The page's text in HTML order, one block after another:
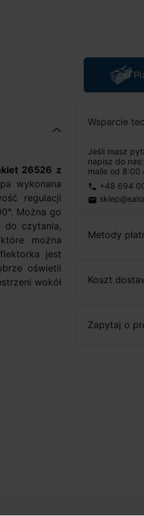
Wsparcie
Jeśli masz
napisz do
maile od 8:00
phone +48 694
email
Metody
Koszt
Zapytaj o
26526 z
wykonana
regulacji
Można go
do czytania,
można
jest
oświetli
wokół